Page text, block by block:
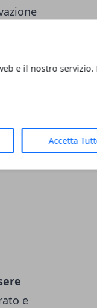
e il nostro servizio.
Accetta
e